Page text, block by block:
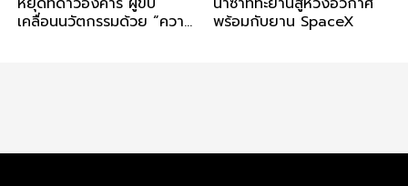
เคลื่อนนวัตกรรมด้วย “ความ
พร้อมกับยาน SpaceX